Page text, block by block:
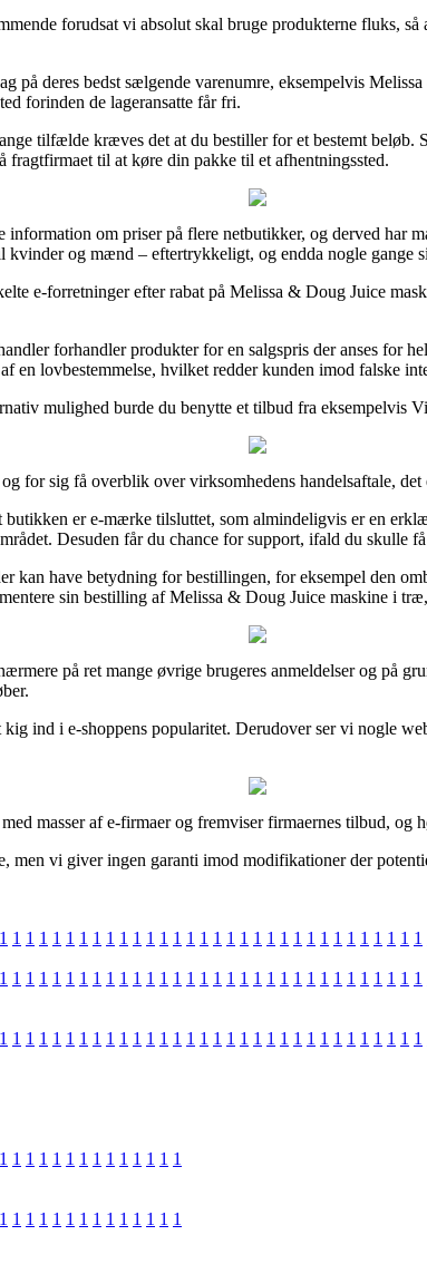
forudsat vi absolut skal bruge produkterne fluks, så
på deres bedst sælgende varenumre, eksempelvis
forinden de lageransatte får fri.
tilfælde kræves det at du bestiller for et bestemt beløb.
til at køre din pakke til et afhentningssted.
om priser på flere netbutikker, og derved har
og mænd – eftertrykkeligt, og endda nogle gange
e-forretninger efter rabat på Melissa & Doug Juice
forhandler produkter for en salgspris der anses for
en lovbestemmelse, hvilket redder kunden imod falske
mulighed burde du benytte et tilbud fra eksempelvis
for sig få overblik over virksomhedens handelsaftale,
er e-mærke tilsluttet, som almindeligvis er en
Desuden får du chance for support, ifald du skulle
kan have betydning for bestillingen, for eksempel den
sin bestilling af Melissa & Doug Juice maskine i
på ret mange øvrige brugeres anmeldelser og på
ind i e-shoppens popularitet. Derudover ser vi nogle
masser af e-firmaer og fremviser firmaernes tilbud, og
vi giver ingen garanti imod modifikationer der
1 1 1 1 1 1 1 1 1 1 1 1 1 1 1 1 1 1 1 1 1 1 1 1 1 1 1 1 1 1 1 1
1 1 1 1 1 1 1 1 1 1 1 1 1 1 1 1 1 1 1 1 1 1 1 1 1 1 1 1 1 1 1 1
1 1 1 1 1 1 1 1 1 1 1 1 1 1 1 1 1 1 1 1 1 1 1 1 1 1 1 1 1 1 1 1
1 1 1 1 1 1 1 1 1 1 1 1 1 1
1 1 1 1 1 1 1 1 1 1 1 1 1 1